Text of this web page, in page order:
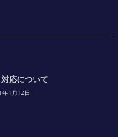
応について
年1月12日